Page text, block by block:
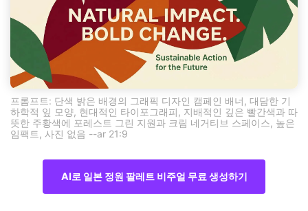
프롬프트: 단색 밝은 배경의 그래픽 디자인 캠페인 배너, 대담한 기
하학적 잎 모양, 현대적인 타이포그래피, 지배적인 깊은 빨간색과 따
뜻한 주황색에 포레스트 그린 지원과 크림 네거티브 스페이스, 높은
임팩트, 사진 없음 --ar 21:9
AI로 일본 정원 팔레트 비주얼 무료 생성하기